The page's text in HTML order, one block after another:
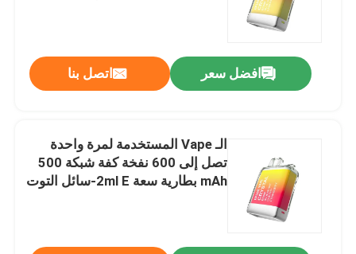
افضل سعر اتصل بنا
الـ Vape المستخدمة لمرة واحدة
تصل إلى 600 نفخة كفة شبكة 500
mAh بطارية سعة 2ml E-سائل التوت